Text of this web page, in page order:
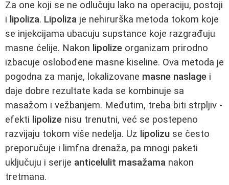
Za one koji se ne odlučuju lako na operaciju, postoji
i lipoliza. Lipoliza je nehirurška metoda tokom koje
se injekcijama ubacuju supstance koje razgrađuju
masne ćelije. Nakon lipolize organizam prirodno
izbacuje oslobođene masne kiseline. Ova metoda je
pogodna za manje, lokalizovane masne naslage i
daje dobre rezultate kada se kombinuje sa
masažom i vežbanjem. Međutim, treba biti strpljiv -
efekti lipolize nisu trenutni, već se postepeno
razvijaju tokom više nedelja. Uz lipolizu se često
preporučuje i limfna drenaža, pa mnogi paketi
uključuju i serije anticelulit masažama nakon
tretmana.